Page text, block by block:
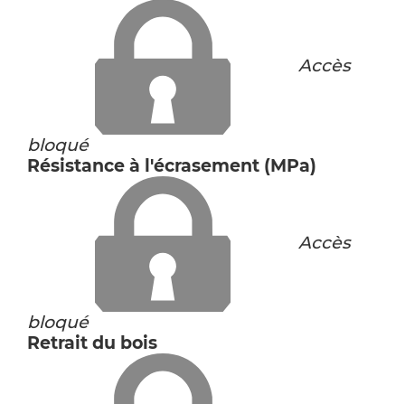
Accès
bloqué
Résistance à l'écrasement (MPa)
Accès
bloqué
Retrait du bois